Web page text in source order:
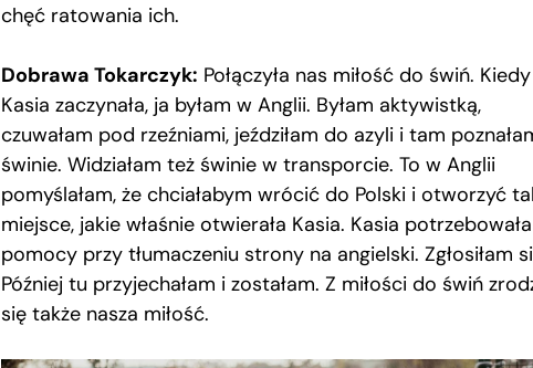
chęć ratowania ich.
Dobrawa Tokarczyk: Połączyła nas miłość do świń. Kiedy
Kasia zaczynała, ja byłam w Anglii. Byłam aktywistką,
czuwałam pod rzeźniami, jeździłam do azyli i tam
świnie. Widziałam też świnie w transporcie. To w Anglii
pomyślałam, że chciałabym wrócić do Polski i otworzyć
miejsce, jakie właśnie otwierała Kasia. Kasia potrzebowała
pomocy przy tłumaczeniu strony na angielski. Zgłosiłam
Później tu przyjechałam i zostałam. Z miłości do świń
się także nasza miłość.